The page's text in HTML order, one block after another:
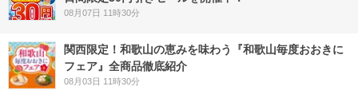
08月07日 11時30分
関西限定！和歌山の恵みを味わう『和歌山毎度おおきに
フェア』全商品徹底紹介
08月03日 11時30分